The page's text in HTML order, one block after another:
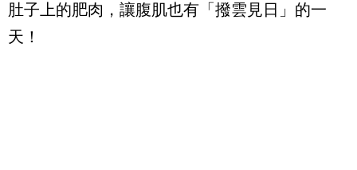
肚子上的肥肉，讓腹肌也有「撥雲見日」的一
天！